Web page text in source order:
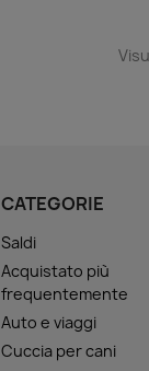
CATEGORIE
Saldi
Acquistato più
frequentemente
Auto e viaggi
Cuccia per cani